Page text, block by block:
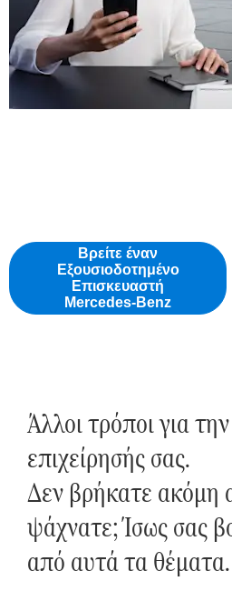
Βρείτε έναν
Εξουσιοδοτημένο
Επισκευαστή
Mercedes-Benz
Άλλοι τρόποι για
επιχείρησής σας.
Δεν βρήκατε ακόμη
ψάχνατε; Ίσως σας
από αυτά τα θέματα.